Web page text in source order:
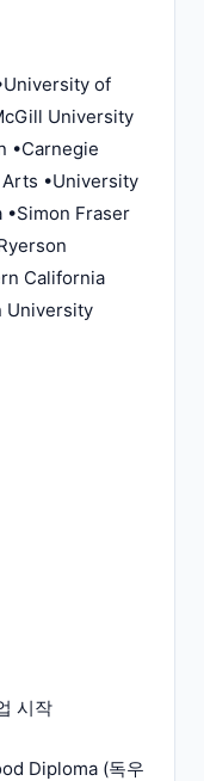
of
University
•Carnegie
•University
Fraser
California
University
시작
Diploma (독우